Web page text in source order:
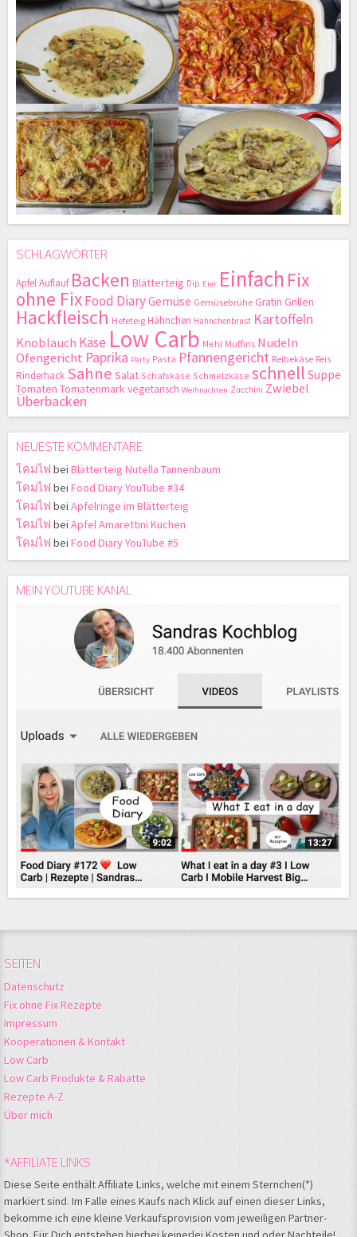
SCHLAGWÖRTER
ApfelAuflauf Backen Blätterteig Dip Eier Einfach Fix
ohne FixFood DiaryGemüse Gemüsebrühe Gratin Grillen
Hackfleisch Hefeteig Hähnchen Hähnchenbrust Kartoffeln
Knoblauch Käse Low Carb Mehl Muffins Nudeln
Ofengericht Paprika Party Pasta Pfannengericht Reibekäse Reis
Rinderhack Sahne Salat Schafskäse Schmelzkäse schnell Suppe
Tomaten Tomatenmarkvegetarisch Weihnachten Zucchini Zwiebel
Überbacken
NEUESTE KOMMENTARE
โคมไฟ bei Blätterteig Nutella Tannenbaum
โคมไฟ bei Food Diary YouTube #34
โคมไฟ bei Apfelringe im Blätterteig
โคมไฟ bei Apfel Amarettini Kuchen
โคมไฟ bei Food Diary YouTube #5
MEIN YOUTUBE KANAL
SEITEN
Datenschutz
Fix ohne Fix Rezepte
Impressum
Kooperationen & Kontakt
Low Carb
Low Carb Produkte & Rabatte
Rezepte A-Z
Über mich
*AFFILIATE LINKS
Diese Seite enthält Affiliate Links, welche mit einem Sternchen(*)
markiert sind. Im Falle eines Kaufs nach Klick auf einen dieser Links,
bekomme ich eine kleine Verkaufsprovision vom jeweiligen Partner-